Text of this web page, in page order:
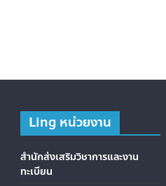
Ling หน่วยงาน
สำนักส่งเสริมวิชาการและงาน
ทะเบียน